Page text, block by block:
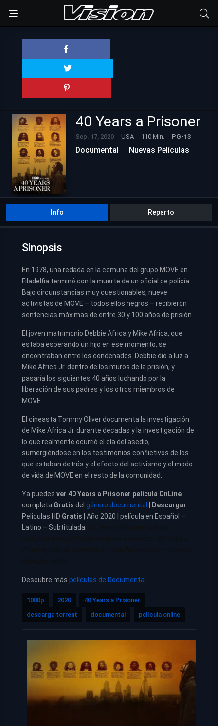
40 Years a Prisoner
Sep. 17, 2020 USA 110 Min. PG-13
Documental Nuevas Películas
Info Reparto
Sinopsis
En 1978, una redada en la comuna del grupo MOVE en
Filadelfia terminó con la muerte de un oficial de policía.
Bajo circunstancias muy cuestionables, nueve
activistas de MOVE – todos ellos negros – recibieron
sentencias máximas de entre 30 y 100 años de prisión.
El joven matrimonio Debbie Africa y Mike Africa, que
estaba esperando un hijo en ese momento, se
encontraban entre los condenados. Debbie dio a luz a
Mike Africa Jr. dentro de los muros de la prisión, y
pasaría los siguientes 40 años luchando por la
liberación de sus padres y los otros miembros de
MOVE.
El cineasta Tommy Oliver documenta la investigación
de Mike Africa Jr. durante décadas y la investigación de
lo que realmente ocurrió el día del asedio,
sumergiéndose en los testimonios conflictivos de los
que estaban detrás y el efecto del activismo y el modo
de vida de MOVE en el resto de la comunidad.
Ya puedes ver 40 Years a Prisoner película OnLine
completa Gratis del género documental
Descargar
Peliculas HD Gratis | Año 2020 | película en Español –
Latino – Subtitulada.
Descubre más películas de Documental
1080p 2020
40 Years a Prisoner
descarga torrent
documental película online